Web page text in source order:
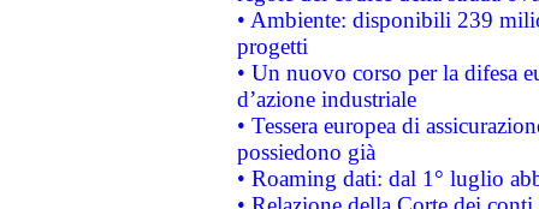
• Ambiente: disponibili 239
progetti
• Un nuovo corso per la difesa
d’azione industriale
• Tessera europea di
possiedono già
• Roaming dati: dal 1° luglio